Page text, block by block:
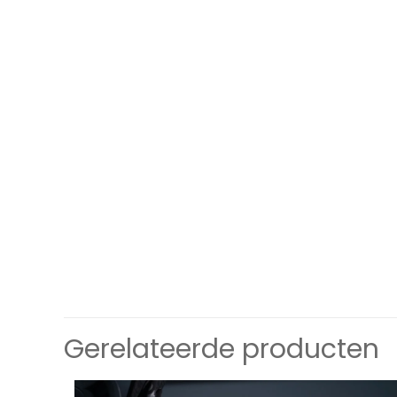
Gerelateerde producten